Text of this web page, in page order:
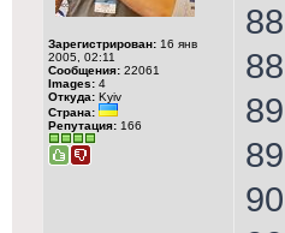
Зарегистрирован: 16 янв
2005, 02:11
Сообщения: 22061
Images: 4
Откуда: Kyiv
Страна:
Репутация: 166